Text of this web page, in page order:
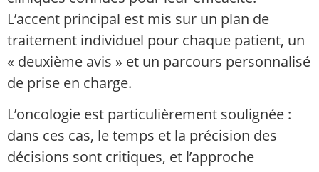
L’accent principal est mis sur un plan de
traitement individuel pour chaque patient, un
« deuxième avis » et un parcours personnalisé
de prise en charge.
L’oncologie est particulièrement soulignée :
dans ces cas, le temps et la précision des
décisions sont critiques, et l’approche